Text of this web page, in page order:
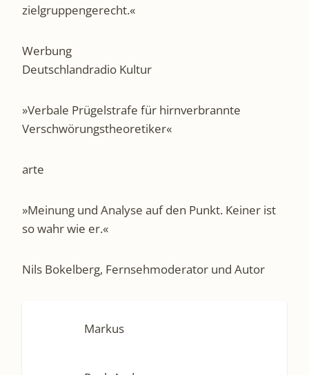
zielgruppengerecht.«
Werbung
Deutschlandradio Kultur
»Verbale Prügelstrafe für hirnverbrannte
Verschwörungstheoretiker«
arte
»Meinung und Analyse auf den Punkt. Keiner ist
so wahr wie er.«
Nils Bokelberg, Fernsehmoderator und Autor
Markus